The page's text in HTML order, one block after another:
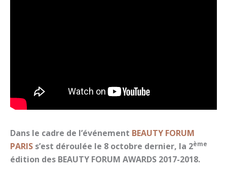
Dans le cadre de l’événement BEAUTY FORUM
PARIS s’est déroulée le 8 octobre dernier, la 2ème
édition des BEAUTY FORUM AWARDS 2017-2018.